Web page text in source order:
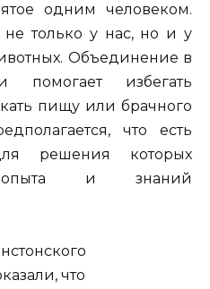
одним человеком.
только у нас, но и у
Объединение в
помогает избегать
пищу или брачного
что есть
решения которых
опыта и знаний
что